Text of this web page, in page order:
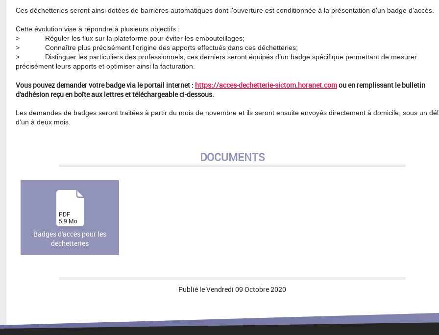
Ces déchetteries seront ainsi dotées de barrières automatiques dont l'ouverture est conditionnée à la présentation d'un badge d'accès.
Cette évolution vise à répondre à plusieurs objectifs :
> Réguler les flux sur la plateforme pour éviter les embouteillages;
> Connaître plus précisément l'origine des apports effectués dans ces déchetteries;
> Distinguer les particuliers des professionnels, ces derniers seront équipés d’un badge spécifique permettant de mesurer
précisément leurs apports et optimiser ainsi la facturation.
Vous pouvez demander votre badge via le portail internet : https://acces-dechetterie-sictom.horanet.comou en remplissant le bulletin
d'adhésion reçu en boîte aux lettres et téléchargeable ci-dessous.
Les demandes de badges seront traitées à partir du mois de novembre et ils seront ensuite envoyés directement à domicile, sous un
d'un à deux mois.
DOCUMENTS
Badges d'accès pour les
déchetteries
(PDF
5.9 Mo
)
Publié leVendredi 09 Octobre 2020